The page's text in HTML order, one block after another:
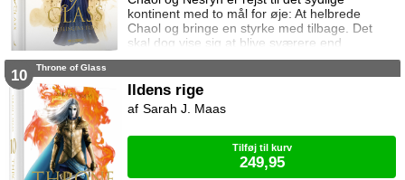
kontinent med to mål for øje: At helbrede
Chaol og bringe en styrke med tilbage. Det
skal dog vise sig at blive sværere end
forventet, for khaganen, det sydlige kontinents
træffe en beslutning her og nu. Da en healer
bliver myrdet under mystiske omstændigheder,
frygter Chaol og Nesryn at Valkerne er fulgt
10 Throne of Glass
Ildens rige
Sarah J. Maas
Tilføj til kurv
249,95